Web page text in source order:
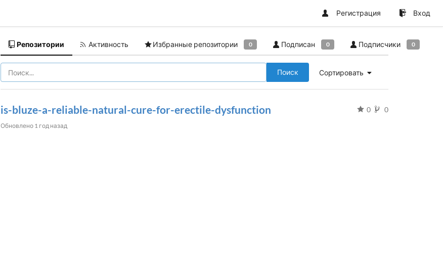
Регистрация Вход
Репозитории Активность Избранные репозитории 0 Подписан 0 Подписчики 0
Сортировать
Поиск
is-bluze-a-reliable-natural-cure-for-erectile-dysfunction 0 0
Обновлено 1 год назад